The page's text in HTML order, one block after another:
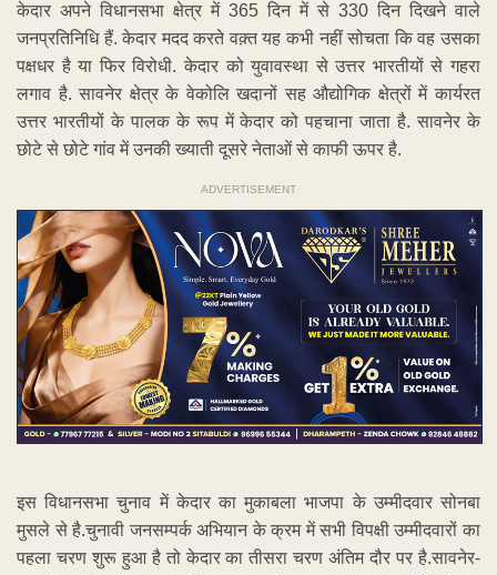
केदार अपने विधानसभा क्षेत्र में 365 दिन में से 330 दिन दिखने वाले
जनप्रतिनिधि हैं. केदार मदद करते वक़्त यह कभी नहीं सोचता कि वह उसका
पक्षधर है या फिर विरोधी. केदार को युवावस्था से उत्तर भारतीयों से गहरा
लगाव है. सावनेर क्षेत्र के वेकोलि खदानों सह औद्योगिक क्षेत्रों में कार्यरत
उत्तर भारतीयों के पालक के रूप में केदार को पहचाना जाता है. सावनेर के
छोटे से छोटे गांव में उनकी ख्याती दूसरे नेताओं से काफी ऊपर है.
ADVERTISEMENT
इस विधानसभा चुनाव में केदार का मुकाबला भाजपा के उम्मीदवार सोनबा
मुसले से है.चुनावी जनसम्पर्क अभियान के क्रम में सभी विपक्षी उम्मीदवारों का
पहला चरण शुरू हुआ है तो केदार का तीसरा चरण अंतिम दौर पर है.सावनेर-